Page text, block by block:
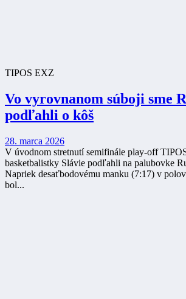
TIPOS EXZ
Vo vyrovnanom súboji sme
podľahli o kôš
28. marca 2026
V úvodnom stretnutí semifinále play-off
basketbalistky Slávie podľahli na palubovke
Napriek desaťbodovému manku (7:17) v
bol...